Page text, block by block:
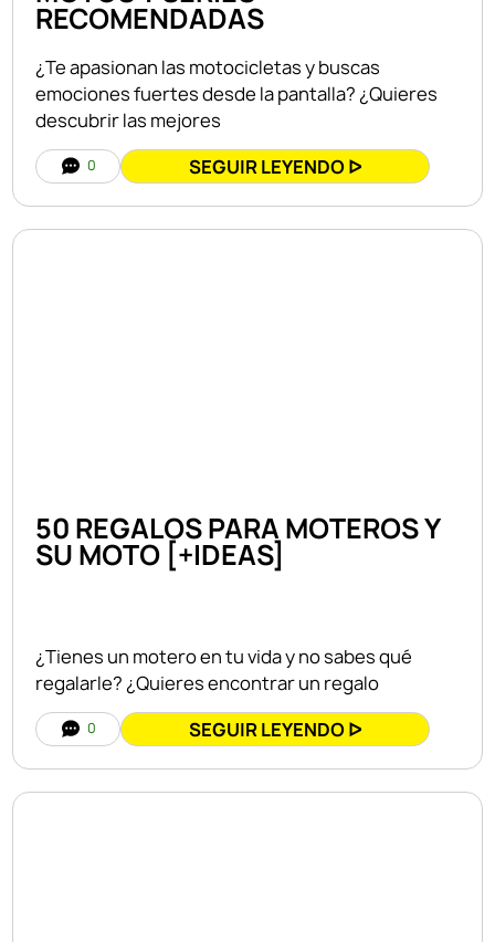
RECOMENDADAS
¿Te apasionan las motocicletas y buscas
emociones fuertes desde la pantalla? ¿Quieres
descubrir las mejores
0 SEGUIR LEYENDO ᐅ
50 REGALOS PARA MOTEROS Y
SU MOTO [+IDEAS]
¿Tienes un motero en tu vida y no sabes qué
regalarle? ¿Quieres encontrar un regalo
0 SEGUIR LEYENDO ᐅ